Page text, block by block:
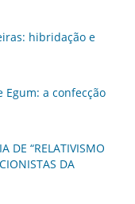
hibridação e
a confecção
DE “RELATIVISMO
DA